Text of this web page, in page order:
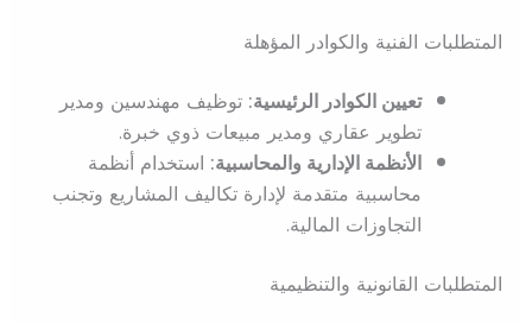
المتطلبات الفنية والكوادر المؤهلة
تعيين الكوادر الرئيسية:توظيف مهندسين ومدير
تطوير عقاري ومدير مبيعات ذوي خبرة.
الأنظمة الإدارية والمحاسبية:استخدام أنظمة
محاسبية متقدمة لإدارة تكاليف المشاريع وتجنب
التجاوزات المالية.
المتطلبات القانونية والتنظيمية